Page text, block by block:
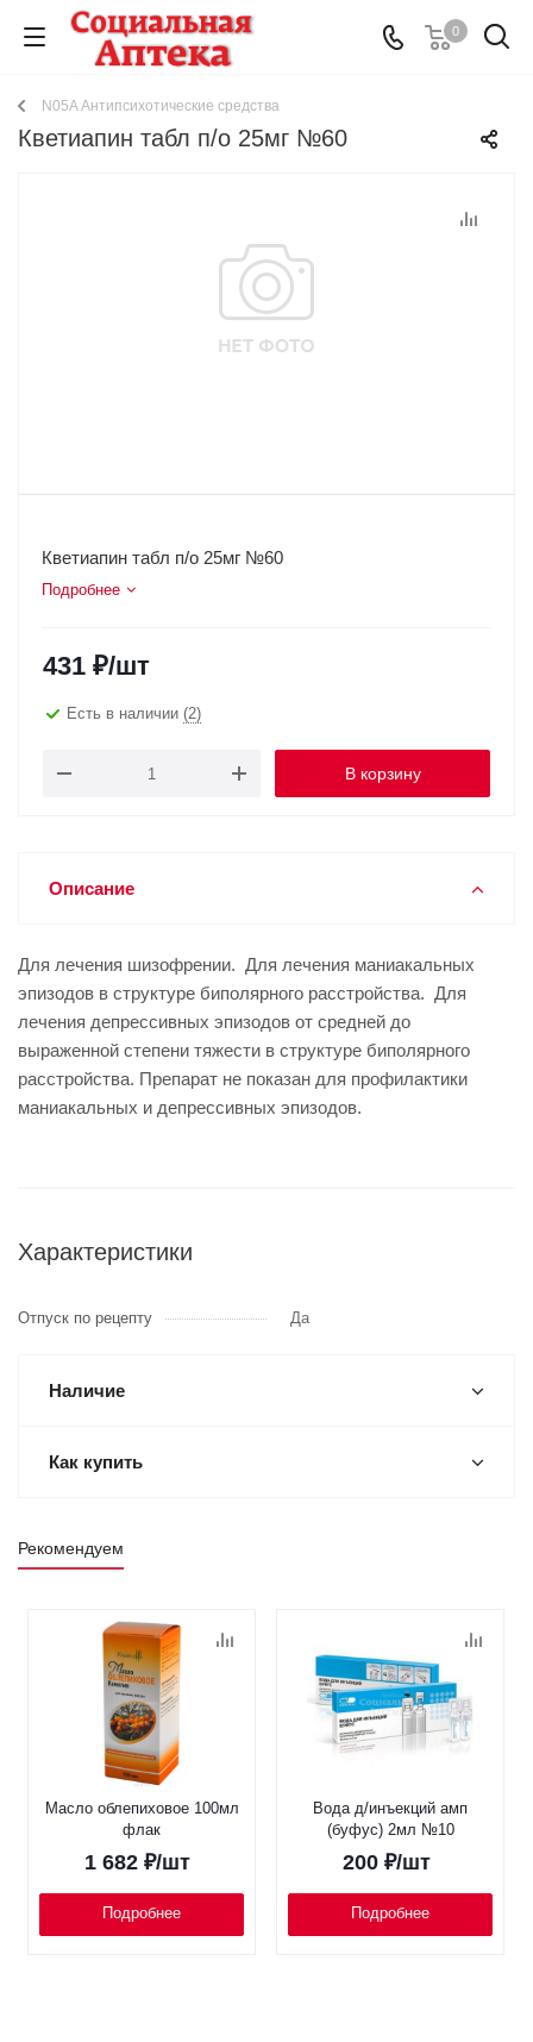
0
N05A Антипсихотические средства
Кветиапин табл п/о 25мг №60
Кветиапин табл п/о 25мг №60
Подробнее
431 ₽/шт
Есть в наличии (2)
В корзину
Описание
Для лечения шизофрении. Для лечения маниакальных
эпизодов в структуре биполярного расстройства. Для
лечения депрессивных эпизодов от средней до
выраженной степени тяжести в структуре биполярного
расстройства. Препарат не показан для профилактики
маниакальных и депрессивных эпизодов.
Характеристики
Отпуск по рецепту Да
Наличие
Как купить
Рекомендуем
Масло облепиховое 100мл
флак
1 682 ₽/шт
Подробнее
Вода д/инъекций амп
(буфус) 2мл №10
200₽/шт
Подробнее